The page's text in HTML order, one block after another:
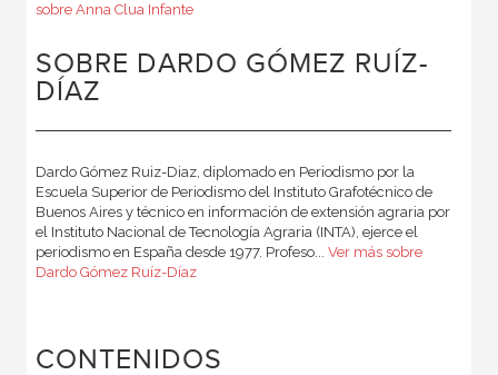
sobre Anna Clua Infante
SOBRE DARDO GÓMEZ RUÍZ-
DÍAZ
Dardo Gómez Ruiz-Diaz, diplomado en Periodismo por la
Escuela Superior de Periodismo del Instituto Grafotécnico de
Buenos Aires y técnico en información de extensión agraria por
el Instituto Nacional de Tecnología Agraria (INTA), ejerce el
periodismo en España desde 1977. Profeso... Ver más sobre
Dardo Gómez Ruíz-Díaz
CONTENIDOS